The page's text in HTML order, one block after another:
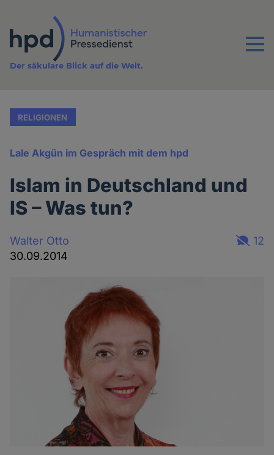
Inhalt
Menu
Der säkulare Blick auf die Welt.
RELIGIONEN
Lale Akgün im Gespräch mit dem hpd
Islam in Deutschland und
IS – Was tun?
Walter Otto
30.09.2014
12